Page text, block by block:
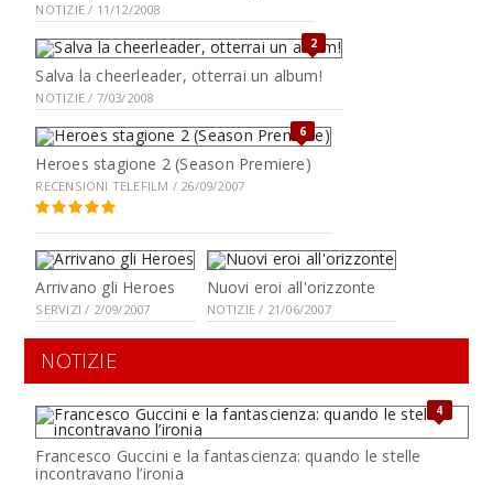
NOTIZIE / 11/12/2008
2
Salva la cheerleader, otterrai un album!
NOTIZIE / 7/03/2008
6
Heroes stagione 2 (Season Premiere)
RECENSIONI TELEFILM / 26/09/2007
Arrivano gli Heroes
SERVIZI / 2/09/2007
Nuovi eroi all'orizzonte
NOTIZIE / 21/06/2007
NOTIZIE
4
Francesco Guccini e la fantascienza: quando le stelle
incontravano l’ironia